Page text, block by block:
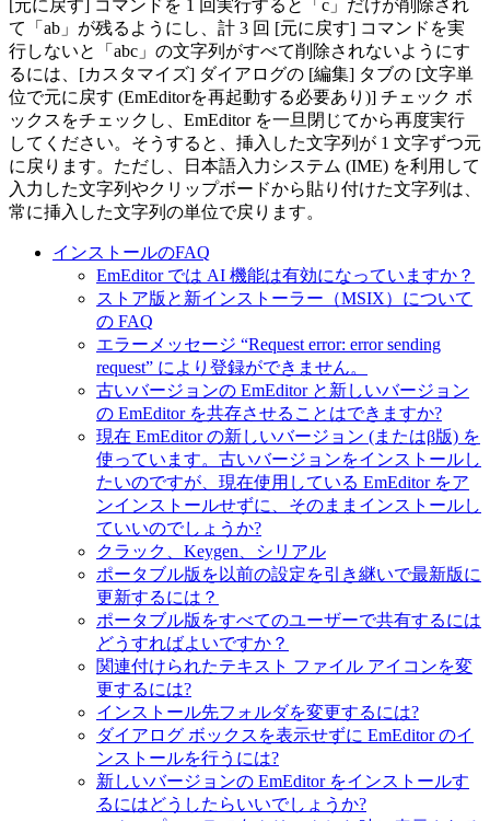
[元に戻す] コマンドを 1 回実行すると「c」だけが削除され
て「ab」が残るようにし、計 3 回 [元に戻す] コマンドを実
行しないと「abc」の文字列がすべて削除されないようにす
るには、[カスタマイズ] ダイアログの [編集] タブの [文字単
位で元に戻す (EmEditorを再起動する必要あり)] チェック ボ
ックスをチェックし、EmEditor を一旦閉じてから再度実行
してください。そうすると、挿入した文字列が 1 文字ずつ元
に戻ります。ただし、日本語入力システム (IME) を利用して
入力した文字列やクリップボードから貼り付けた文字列は、
常に挿入した文字列の単位で戻ります。
インストールのFAQ
EmEditor では AI 機能は有効になっていますか？
ストア版と新インストーラー（MSIX）について
の FAQ
エラーメッセージ “Request error: error sending
request” により登録ができません。
古いバージョンの EmEditor と新しいバージョン
の EmEditor を共存させることはできますか?
現在 EmEditor の新しいバージョン (またはβ版) を
使っています。古いバージョンをインストールし
たいのですが、現在使用している EmEditor をア
ンインストールせずに、そのままインストールし
ていいのでしょうか?
クラック、Keygen、シリアル
ポータブル版を以前の設定を引き継いで最新版に
更新するには？
ポータブル版をすべてのユーザーで共有するには
どうすればよいですか？
関連付けられたテキスト ファイル アイコンを変
更するには?
インストール先フォルダを変更するには?
ダイアログ ボックスを表示せずに EmEditor のイ
ンストールを行うには?
新しいバージョンの EmEditor をインストールす
るにはどうしたらいいでしょうか?